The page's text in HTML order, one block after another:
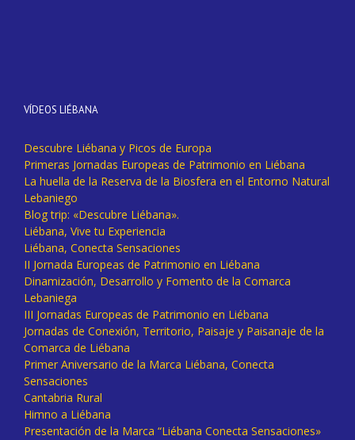
VÍDEOS LIÉBANA
Descubre Liébana y Picos de Europa
Primeras Jornadas Europeas de Patrimonio en Liébana
La huella de la Reserva de la Biosfera en el Entorno Natural
Lebaniego
Blog trip: «Descubre Liébana».
Liébana, Vive tu Experiencia
Liébana, Conecta Sensaciones
II Jornada Europeas de Patrimonio en Liébana
Dinamización, Desarrollo y Fomento de la Comarca
Lebaniega
III Jornadas Europeas de Patrimonio en Liébana
Jornadas de Conexión, Territorio, Paisaje y Paisanaje de la
Comarca de Liébana
Primer Aniversario de la Marca Liébana, Conecta
Sensaciones
Cantabria Rural
Himno a Liébana
Presentación de la Marca “Liébana Conecta Sensaciones»